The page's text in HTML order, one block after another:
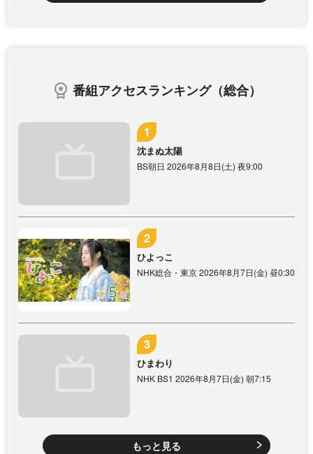
番組アクセスランキング（総合）
沈まぬ太陽
BS朝日 2026年8月8日(土) 夜9:00
ひよっこ
NHK総合・東京 2026年8月7日(金) 昼0:30
ひまわり
NHK BS1 2026年8月7日(金) 朝7:15
もっと見る